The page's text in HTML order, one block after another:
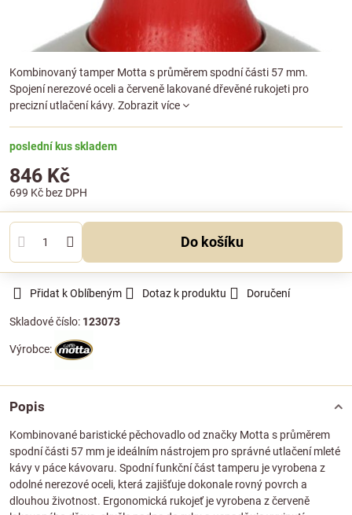
Kombinovaný tamper Motta s průměrem spodní části 57 mm.
Spojení nerezové oceli a červeně lakované dřevěné rukojeti pro
precizní utlačení kávy. Zobrazit více
poslední kus skladem
846 Kč
699 Kč bez DPH
Do košíku
Přidat k Oblíbeným Dotaz k produktu Doručení
Skladové číslo: 123073
Výrobce:
Popis
Kombinované baristické pěchovadlo od značky Motta s průměrem
spodní části 57 mm je ideálním nástrojem pro správné utlačení mleté
kávy v páce kávovaru. Spodní funkční část tamperu je vyrobena z
odolné nerezové oceli, která zajišťuje dokonale rovný povrch a
dlouhou životnost. Ergonomická rukojeť je vyrobena z červeně